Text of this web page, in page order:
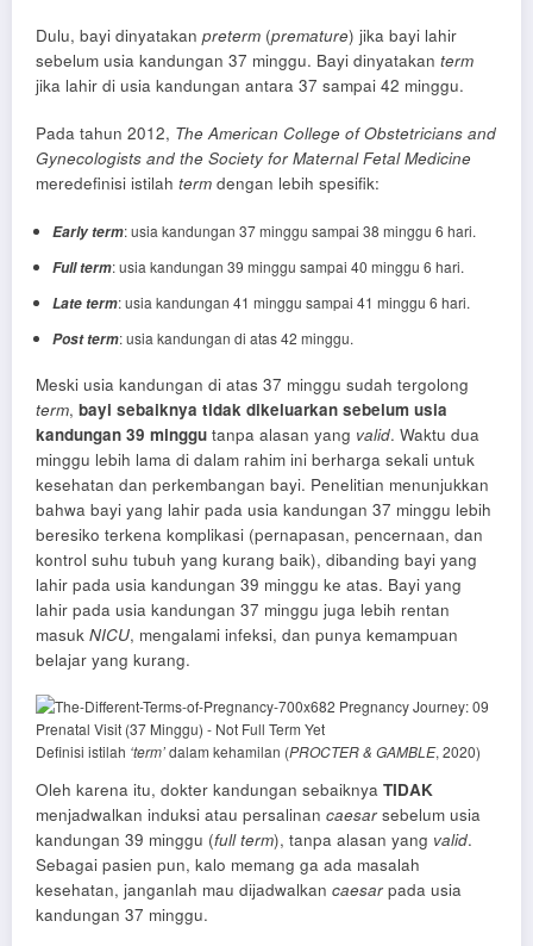
Dulu, bayi dinyatakan preterm (premature) jika bayi lahir
sebelum usia kandungan 37 minggu. Bayi dinyatakan term
jika lahir di usia kandungan antara 37 sampai 42 minggu.
Pada tahun 2012, The American College of Obstetricians and
Gynecologists and the Society for Maternal Fetal Medicine
meredefinisi istilah term dengan lebih spesifik:
Early term: usia kandungan 37 minggu sampai 38 minggu 6 hari.
Full term: usia kandungan 39 minggu sampai 40 minggu 6 hari.
Late term: usia kandungan 41 minggu sampai 41 minggu 6 hari.
Post term: usia kandungan di atas 42 minggu.
Meski usia kandungan di atas 37 minggu sudah tergolong
term, bayi sebaiknya tidak dikeluarkan sebelum usia
kandungan 39 minggu tanpa alasan yang valid. Waktu dua
minggu lebih lama di dalam rahim ini berharga sekali untuk
kesehatan dan perkembangan bayi. Penelitian menunjukkan
bahwa bayi yang lahir pada usia kandungan 37 minggu lebih
beresiko terkena komplikasi (pernapasan, pencernaan, dan
kontrol suhu tubuh yang kurang baik), dibanding bayi yang
lahir pada usia kandungan 39 minggu ke atas. Bayi yang
lahir pada usia kandungan 37 minggu juga lebih rentan
masuk NICU, mengalami infeksi, dan punya kemampuan
belajar yang kurang.
Definisi istilah ‘term’dalam kehamilan (PROCTER & GAMBLE, 2020)
Oleh karena itu, dokter kandungan sebaiknya TIDAK
menjadwalkan induksi atau persalinan caesar sebelum usia
kandungan 39 minggu (full term), tanpa alasan yang valid.
Sebagai pasien pun, kalo memang ga ada masalah
kesehatan, janganlah mau dijadwalkan caesar pada usia
kandungan 37 minggu.